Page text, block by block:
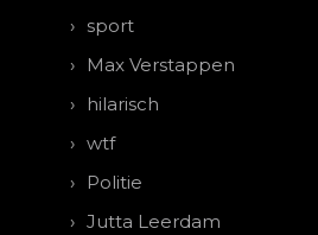
sport
Max Verstappen
hilarisch
wtf
Politie
Jutta Leerdam